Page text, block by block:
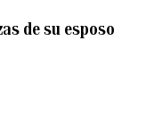
de su esposo